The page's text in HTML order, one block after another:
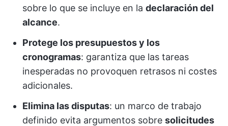
sobre lo que se incluye en la declaración del
alcance.
Protege los presupuestos y los
cronogramas: garantiza que las tareas
inesperadas no provoquen retrasos ni costes
adicionales.
Elimina las disputas: un marco de trabajo
definido evita argumentos sobre solicitudes